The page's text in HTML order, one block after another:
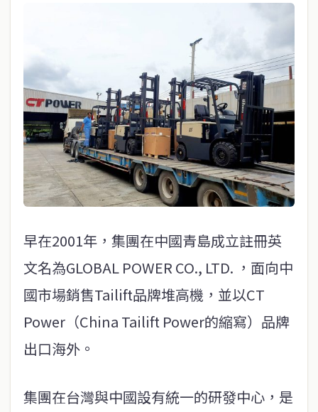
早在2001年，集團在中國青島成立註冊英
文名為GLOBAL POWER CO., LTD. ，面向中
國市場銷售Tailift品牌堆高機，並以CT
Power（China Tailift Power的縮寫）品牌
出口海外。
集團在台灣與中國設有統一的研發中心，是